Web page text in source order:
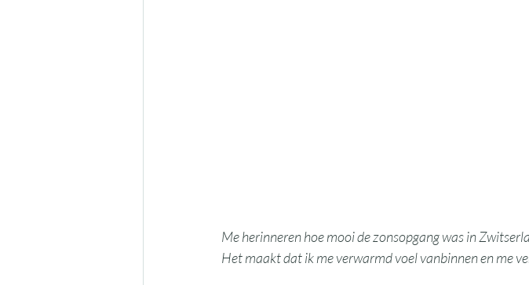
Me herinneren hoe mooi de zonsopgang was in
Het maakt dat ik me verwarmd voel vanbinnen en me